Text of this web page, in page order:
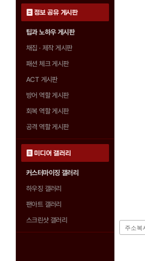
정보 공유 게시판
팁과 노하우 게시판
채집 · 제작 게시판
패션 체크 게시판
ACT 게시판
방어 역할 게시판
회복 역할 게시판
공격 역할 게시판
미디어 갤러리
커스터마이징 갤러리
하우징 갤러리
팬아트 갤러리
스크린샷 갤러리
주소복